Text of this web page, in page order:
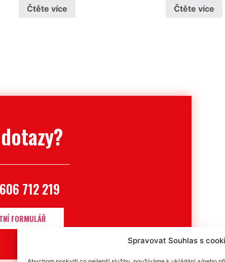
Spravovat Souhlas s
Čtěte více Čtěte více
712 219
FORMULÁŘ